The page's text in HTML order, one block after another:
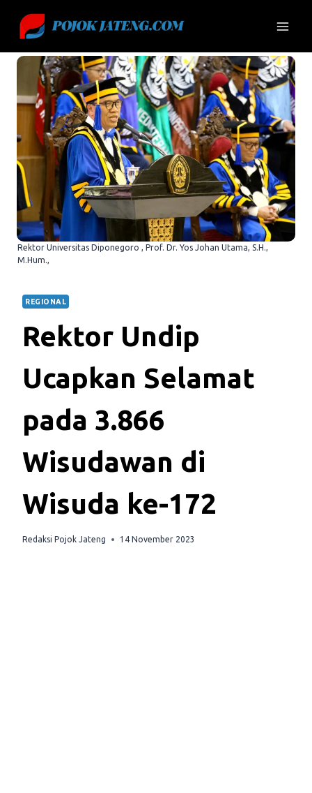
content
Rektor Universitas Diponegoro , Prof. Dr. Yos Johan Utama, S.H.,
M.Hum.,
REGIONAL
Rektor Undip
Ucapkan Selamat
pada 3.866
Wisudawan di
Wisuda ke-172
Redaksi Pojok Jateng 14 November 2023